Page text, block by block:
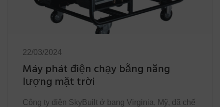
22/03/2024
Máy phát điện chạy bằng năng
lượng mặt trời
Công ty điện SkyBuilt ở bang Virginia, Mỹ, đã chế